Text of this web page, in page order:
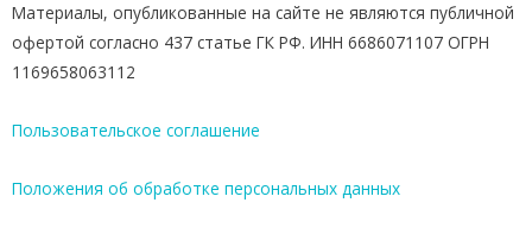
Материалы, опубликованные на сайте не являются публичной
офертой согласно 437 статье ГК РФ. ИНН 6686071107 ОГРН
1169658063112
Пользовательское соглашение
Положения об обработке персональных данных